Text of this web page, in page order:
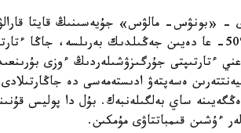
- «بونۋس- مالۋس» جۇيەسىنىڭ قايتا
ءتارتىپتى جۇرگىزۋشىلەردىڭ ءوزى
ەسەپتەۋ ادىستەمەسى دە
ساي بەلگىلەنبەك. بۇل دا پوليس
ءۇشىن قىمباتتاۋى مۇمكىن.